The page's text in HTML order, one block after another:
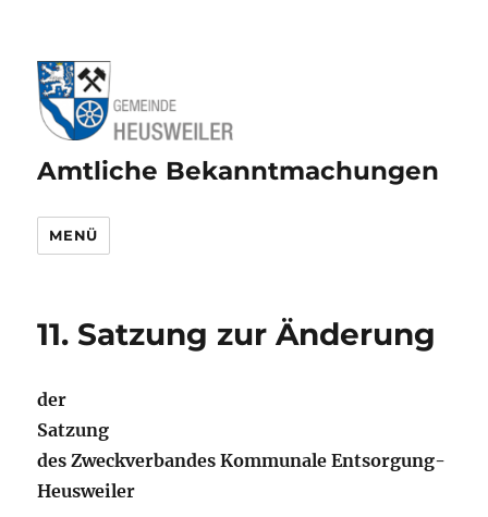
Amtliche Bekanntmachungen
MENÜ
11. Satzung zur Änderung
der
Satzung
des Zweckverbandes Kommunale Entsorgung-
Heusweiler